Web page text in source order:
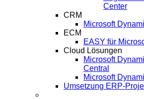
Center
CRM
Microsoft
ECM
EASY für
Cloud Lösungen
Microsoft
Central
Microsoft
Umsetzung ERP-